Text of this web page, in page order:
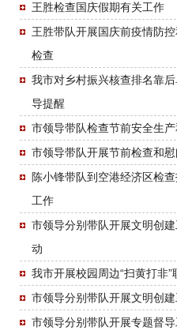
王胜检查国庆假期有关工作
王胜带队开展国庆前疫情防
检查
我市对乡村振兴核查排名靠
导提醒
市领导带队检查节前安全生
市领导带队开展节前检查和
陈小锋带队到空港经济区检
工作
市领导分别带队开展文明创
动
我市开展校园周边“扫黄打非”
市领导分别带队开展文明创
市领导分别带队开展专题督